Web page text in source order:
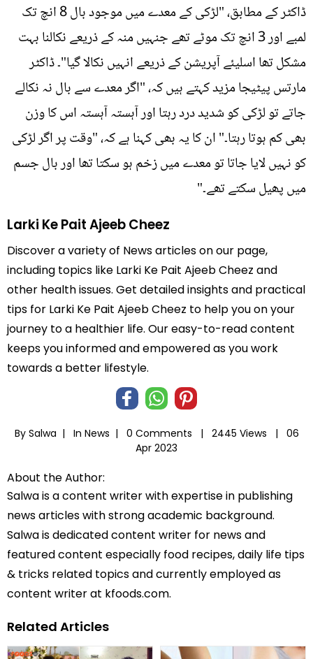
ڈاکٹر کے مطابق، "لڑکی کے معدے میں موجود بال 8 انچ تک
لمبے اور 3 انچ تک موٹے تھے جنہیں منہ کے ذریعے نکالنا بہت
مشکل تھا اسلیئے آپریشن کے ذریعے انہیں نکالا گیا"۔ ڈاکٹر
مارتس پیٹیجا مزید کہتے ہیں کہ، "اگر معدے سے بال نہ نکالے
جاتے تو لڑکی کو شدید درد رہتا اور آہستہ آہستہ اس کا وزن
بھی کم ہوتا رہتا۔" ان کا یہ بھی کہنا ہے کہ، "وقت پر اگر لڑکی
کو نہیں لایا جاتا تو معدے میں زخم ہو سکتا تھا اور بال جسم
میں پھیل سکتے تھے۔"
Larki Ke Pait Ajeeb Cheez
Discover a variety of News articles on our page,
including topics like Larki Ke Pait Ajeeb Cheez and
other health issues. Get detailed insights and practical
tips for Larki Ke Pait Ajeeb Cheez to help you on your
journey to a healthier life. Our easy-to-read content
keeps you informed and empowered as you work
towards a better lifestyle.
By Salwa | In News | 0 Comments | 2445 Views |
06
Apr 2023
About the Author:
Salwa is a content writer with expertise in publishing
news articles with strong academic background.
Salwa is dedicated content writer for news and
featured content especially food recipes, daily life tips
& tricks related topics and currently employed as
content writer at kfoods.com.
Related Articles